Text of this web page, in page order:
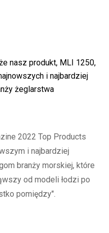
nasz produkt, MLI 1250,
i najbardziej
żeglarstwa
2022 Top Products
i najbardziej
branży morskiej, które
od modeli łodzi po
pomiędzy".